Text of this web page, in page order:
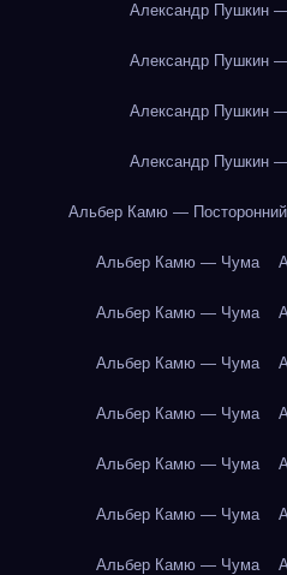
Александр Пушкин
Александр Пушкин
Александр Пушкин
Александр Пушкин
Альбер Камю — Посторонний
Альбер Камю — Чума
Альбер Камю — Чума
Альбер Камю — Чума
Альбер Камю — Чума
Альбер Камю — Чума
Альбер Камю — Чума
Альбер Камю — Чума